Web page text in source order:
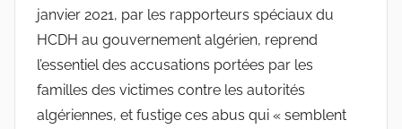
janvier 2021, par les rapporteurs spéciaux du
HCDH au gouvernement algérien, reprend
l’essentiel des accusations portées par les
familles des victimes contre les autorités
algériennes, et fustige ces abus qui « semblent